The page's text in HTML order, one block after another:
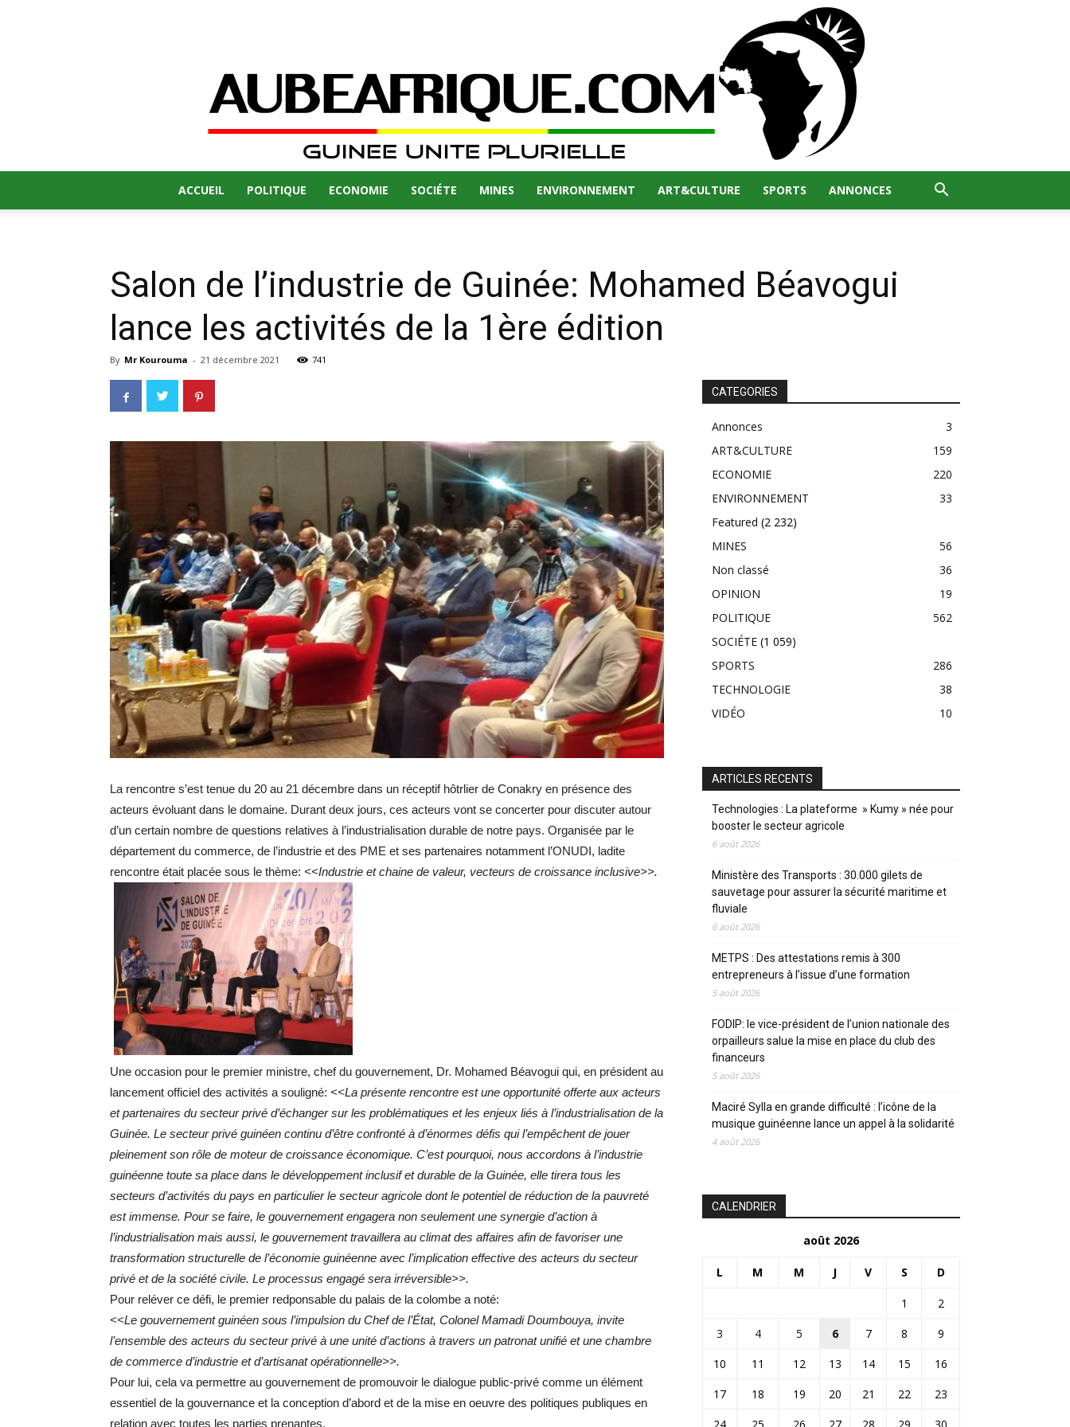
ACCUEIL POLITIQUE ECONOMIE SOCIÉTE MINES ENVIRONNEMENT ART&CULTURE SPORTS ANNONCES
Salon de l’industrie de Guinée: Mohamed Béavogui
lance les activités de la 1ère édition
By Mr Kourouma - 21 décembre 2021 741
La rencontre s’est tenue du 20 au 21 décembre dans un réceptif hôtrlier de Conakry en présence des
acteurs évoluant dans le domaine. Durant deux jours, ces acteurs vont se concerter pour discuter autour
d’un certain nombre de questions relatives à l’industrialisation durable de notre pays. Organisée par le
département du commerce, de l’industrie et des PME et ses partenaires notamment l’ONUDI, ladite
rencontre était placée sous le thème: <<Industrie et chaine de valeur, vecteurs de croissance inclusive>>.
Une occasion pour le premier ministre, chef du gouvernement, Dr. Mohamed Béavogui qui, en président au
lancement officiel des activités a souligné: <<La présente rencontre est une opportunité offerte aux acteurs
et partenaires du secteur privé d’échanger sur les problématiques et les enjeux liés à l’industrialisation de la
Guinée. Le secteur privé guinéen continu d’être confronté à d’énormes défis qui l’empêchent de jouer
pleinement son rôle de moteur de croissance économique. C’est pourquoi, nous accordons à l’industrie
guinéenne toute sa place dans le développement inclusif et durable de la Guinée, elle tirera tous les
secteurs d’activités du pays en particulier le secteur agricole dont le potentiel de réduction de la pauvreté
est immense. Pour se faire, le gouvernement engagera non seulement une synergie d’action à
l’industrialisation mais aussi, le gouvernement travaillera au climat des affaires afin de favoriser une
transformation structurelle de l’économie guinéenne avec l’implication effective des acteurs du secteur
privé et de la société civile. Le processus engagé sera irréversible>>.
Pour reléver ce défi, le premier redponsable du palais de la colombe a noté:
<<Le gouvernement guinéen sous l’impulsion du Chef de l’État, Colonel Mamadi Doumbouya, invite
l’ensemble des acteurs du secteur privé à une unité d’actions à travers un patronat unifié et une chambre
de commerce d’industrie et d’artisanat opérationnelle>>.
Pour lui, cela va permettre au gouvernement de promouvoir le dialogue public-privé comme un élément
essentiel de la gouvernance et la conception d’abord et de la mise en oeuvre des politiques publiques en
relation avec toutes les parties prenantes.
CATEGORIES
Annonces
3
ART&CULTURE
159
ECONOMIE
220
ENVIRONNEMENT
33
Featured (2 232)
MINES
56
Non classé
36
OPINION
19
POLITIQUE
562
SOCIÉTE (1 059)
SPORTS
286
TECHNOLOGIE
38
VIDÉO
10
ARTICLES RECENTS
Technologies : La plateforme » Kumy » née pour
booster le secteur agricole
6 août 2026
Ministère des Transports : 30.000 gilets de
sauvetage pour assurer la sécurité maritime et
fluviale
6 août 2026
METPS : Des attestations remis à 300
entrepreneurs à l’issue d’une formation
5 août 2026
FODIP: le vice-président de l’union nationale des
orpailleurs salue la mise en place du club des
financeurs
5 août 2026
Maciré Sylla en grande difficulté : l’icône de la
musique guinéenne lance un appel à la solidarité
4 août 2026
CALENDRIER
août 2026
L M M J V S D
1
2
3
4 5 6 7 8
9
10
11 12 13 14 15
16
17
18 19 20 21 22
23